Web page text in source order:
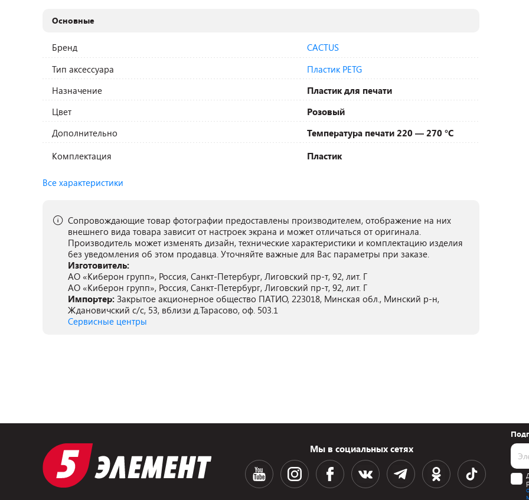
Основные
Бренд
CACTUS
Тип аксессуара
Пластик PETG
Назначение
Пластик для печати
Цвет
Розовый
Дополнительно
Температура печати 220 — 270 °C
Комплектация
Пластик
Все характеристики
Сопровождающие товар фотографии предоставлены производителем, отображение на них
внешнего вида товара зависит от настроек экрана и может отличаться от оригинала.
Производитель может изменять дизайн, технические характеристики и комплектацию изделия
без уведомления об этом продавца. Уточняйте важные для Вас параметры при заказе.
Изготовитель:
АО «Киберон групп», Россия, Санкт-Петербург, Лиговский пр-т, 92, лит. Г
АО «Киберон групп», Россия, Санкт-Петербург, Лиговский пр-т, 92, лит. Г
Импортер: Закрытое акционерное общество ПАТИО, 223018, Минская обл., Минский р-н,
Ждановичский с/с, 53, вблизи д.Тарасово, оф. 503.1
Сервисные центры
Мы в социальных сетях